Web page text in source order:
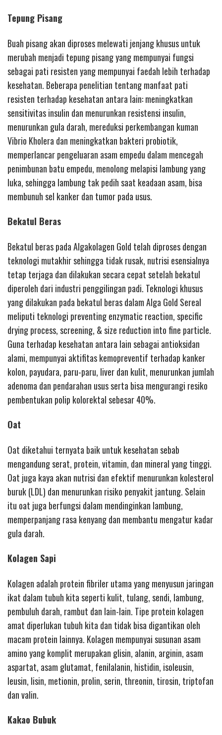
Tepung Pisang
Buah pisang akan diproses melewati jenjang khusus untuk
merubah menjadi tepung pisang yang mempunyai fungsi
sebagai pati resisten yang mempunyai faedah lebih terhadap
kesehatan. Beberapa penelitian tentang manfaat pati
resisten terhadap kesehatan antara lain: meningkatkan
sensitivitas insulin dan menurunkan resistensi insulin,
menurunkan gula darah, mereduksi perkembangan kuman
Vibrio Kholera dan meningkatkan bakteri probiotik,
memperlancar pengeluaran asam empedu dalam mencegah
penimbunan batu empedu, menolong melapisi lambung yang
luka, sehingga lambung tak pedih saat keadaan asam, bisa
membunuh sel kanker dan tumor pada usus.
Bekatul Beras
Bekatul beras pada Algakolagen Gold telah diproses dengan
teknologi mutakhir sehingga tidak rusak, nutrisi esensialnya
tetap terjaga dan dilakukan secara cepat setelah bekatul
diperoleh dari industri penggilingan padi. Teknologi khusus
yang dilakukan pada bekatul beras dalam Alga Gold Sereal
meliputi teknologi preventing enzymatic reaction, specific
drying process, screening, & size reduction into fine particle.
Guna terhadap kesehatan antara lain sebagai antioksidan
alami, mempunyai aktifitas kemopreventif terhadap kanker
kolon, payudara, paru-paru, liver dan kulit, menurunkan jumlah
adenoma dan pendarahan usus serta bisa mengurangi resiko
pembentukan polip kolorektal sebesar 40%.
Oat
Oat diketahui ternyata baik untuk kesehatan sebab
mengandung serat, protein, vitamin, dan mineral yang tinggi.
Oat juga kaya akan nutrisi dan efektif menurunkan kolesterol
buruk (LDL) dan menurunkan risiko penyakit jantung. Selain
itu oat juga berfungsi dalam mendinginkan lambung,
memperpanjang rasa kenyang dan membantu mengatur kadar
gula darah.
Kolagen Sapi
Kolagen adalah protein fibriler utama yang menyusun jaringan
ikat dalam tubuh kita seperti kulit, tulang, sendi, lambung,
pembuluh darah, rambut dan lain-lain. Tipe protein kolagen
amat diperlukan tubuh kita dan tidak bisa digantikan oleh
macam protein lainnya. Kolagen mempunyai susunan asam
amino yang komplit merupakan glisin, alanin, arginin, asam
aspartat, asam glutamat, fenilalanin, histidin, isoleusin,
leusin, lisin, metionin, prolin, serin, threonin, tirosin, triptofan
dan valin.
Kakao Bubuk